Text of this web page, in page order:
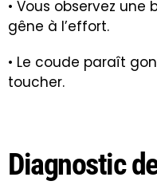
• Vous observez une
gêne à l’effort.
• Le coude paraît
toucher.
Diagnostic